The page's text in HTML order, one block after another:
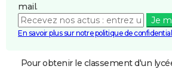
mail.
Je
En savoir plus sur notre politique de
Pour obtenir le classement d'un